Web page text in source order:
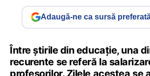
Adaugă-ne ca sursă
Între știrile din educație, una
recurente se referă la
profesorilor. Zilele acestea se